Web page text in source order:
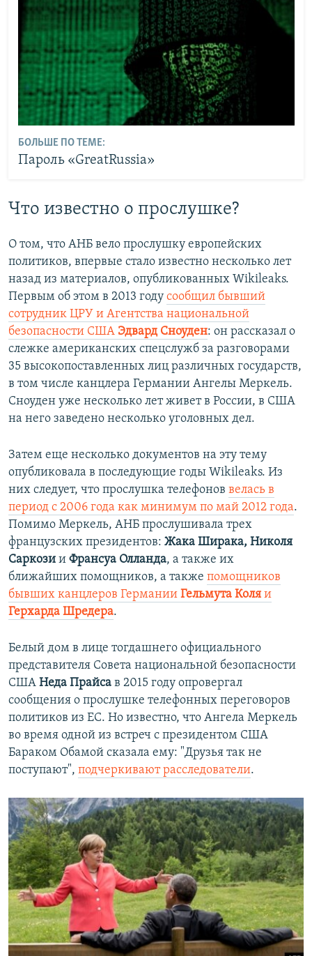
БОЛЬШЕ ПО ТЕМЕ:
Пароль «GreatRussia»
Что известно о прослушке?
О том, что АНБ вело прослушку европейских
политиков, впервые стало известно несколько лет
назад из материалов, опубликованных Wikileaks.
Первым об этом в 2013 году сообщил бывший
сотрудник ЦРУ и Агентства национальной
безопасности США Эдвард Сноуден: он рассказал о
слежке американских спецслужб за разговорами
35 высокопоставленных лиц различных государств,
в том числе канцлера Германии Ангелы Меркель.
Сноуден уже несколько лет живет в России, в США
на него заведено несколько уголовных дел.
Затем еще несколько документов на эту тему
опубликовала в последующие годы Wikileaks. Из
них следует, что прослушка телефонов велась в
период с 2006 года как минимум по май 2012 года.
Помимо Меркель, АНБ прослушивала трех
французских президентов: Жака Ширака, Николя
Саркози и Франсуа Олланда, а также их
ближайших помощников, а также помощников
бывших канцлеров Германии Гельмута Коля и
Герхарда Шредера.
Белый дом в лице тогдашнего официального
представителя Совета национальной безопасности
США Неда Прайса в 2015 году опровергал
сообщения о прослушке телефонных переговоров
политиков из ЕС. Но известно, что Ангела Меркель
во время одной из встреч с президентом США
Бараком Обамой сказала ему: "Друзья так не
поступают", подчеркивают расследователи.